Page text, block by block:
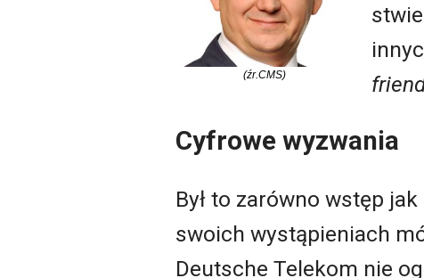
(źr.CMS)
Cyfrowe wyzwania
Był to zarówno wstęp
swoich wystąpieniach
Deutsche Telekom nie